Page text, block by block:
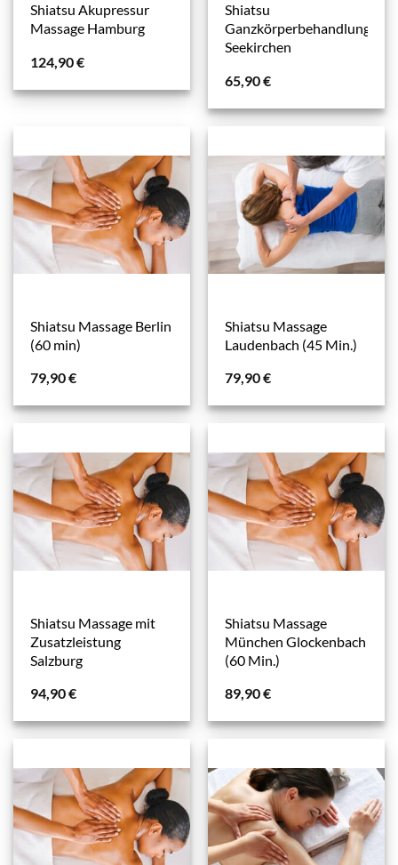
Shiatsu Akupressur
Massage Hamburg
124,90€
Shiatsu
Ganzkörperbehandlung
Seekirchen
65,90€
Shiatsu Massage Berlin
(60 min)
79,90€
Shiatsu Massage
Laudenbach (45 Min.)
79,90€
Shiatsu Massage mit
Zusatzleistung
Salzburg
94,90€
Shiatsu Massage
München Glockenbach
(60 Min.)
89,90€